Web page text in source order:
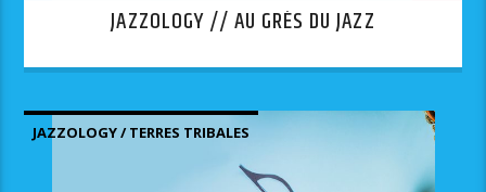
JAZZOLOGY // AU GRÈS DU JAZZ
JAZZOLOGY / TERRES TRIBALES